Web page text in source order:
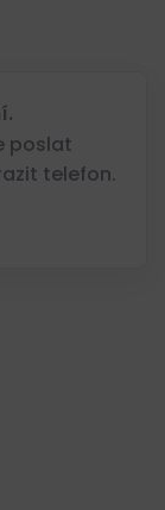
poslat
telefon.